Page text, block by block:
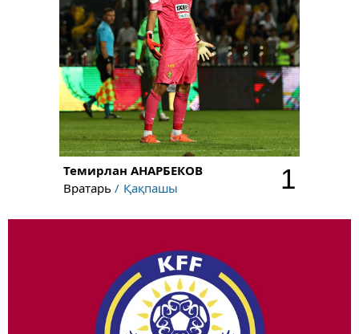
Темирлан АНАРБЕКОВ
Вратарь
Қақпашы 1